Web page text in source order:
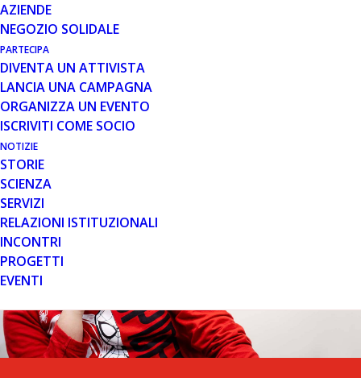
AZIENDE
NEGOZIO SOLIDALE
PARTECIPA
DIVENTA UN ATTIVISTA
LANCIA UNA CAMPAGNA
ORGANIZZA UN EVENTO
ISCRIVITI COME SOCIO
NOTIZIE
STORIE
SCIENZA
SERVIZI
RELAZIONI ISTITUZIONALI
INCONTRI
PROGETTI
EVENTI